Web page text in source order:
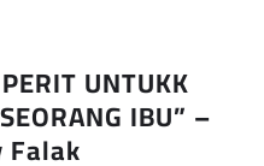
UNTUKK
IBU” –
Falak